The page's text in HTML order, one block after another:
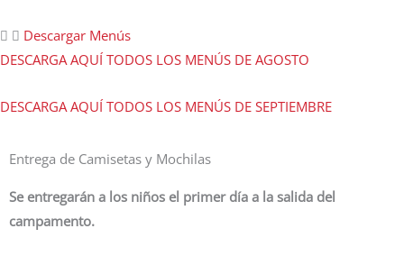
Descargar Menús
DESCARGA AQUÍ TODOS LOS MENÚS DE AGOSTO
DESCARGA AQUÍ TODOS LOS MENÚS DE SEPTIEMBRE
Entrega de Camisetas y Mochilas
Se entregarán a los niños el primer día a la salida del
campamento.